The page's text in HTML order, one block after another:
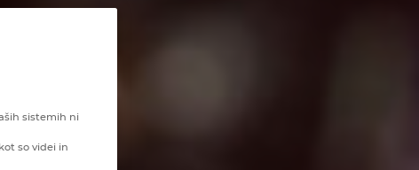
sistemih ni
so videi in